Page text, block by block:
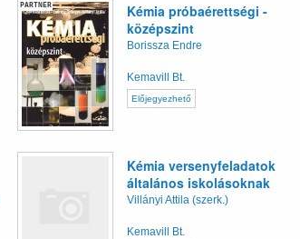
PARTNER
Kémia próbaérettségi -
középszint
Borissza Endre
Kemavill Bt.
Előjegyezhető
Kémia versenyfeladatok
általános iskolásoknak
Villányi Attila (szerk.)
Kemavill Bt.